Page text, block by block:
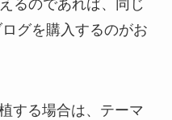
るのであれば、同じ
グを購入するのがお
する場合は、テーマ